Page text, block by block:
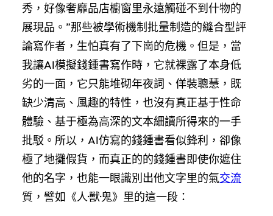
秀，好像奢靡品店櫥窗里永遠觸碰不到什物的
展現品。”那些被學術機制批量制造的縫合型評
論寫作者，生怕真有了下崗的危機。但是，當
我讓AI模擬錢鍾書寫作時，它就裸露了本身低
劣的一面，它只能堆砌年夜詞、佯裝聰慧，既
缺少清高、風趣的特性，也沒有真正基于性命
體驗、基于極為高深的文本細讀所得來的一手
批駁。所以，AI仿寫的錢鍾書看似鋒利，卻像
極了地攤假貨，而真正的的錢鍾書即使你遮住
他的名字，也能一眼識別出他文字里的氣交流
質，譬如《人·獸·鬼》里的這一段：